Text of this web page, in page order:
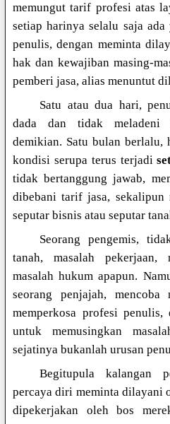
memungut tarif profesi atas
setiap harinya selalu saja
penulis, dengan meminta
hak dan kewajiban masing-
pemberi jasa, alias menuntut
Satu atau dua hari,
dada dan tidak meladeni
demikian. Satu bulan berlalu,
kondisi serupa terus terjadi
tidak bertanggung jawab,
dibebani tarif jasa, sekalipun
seputar bisnis atau seputar
Seorang pengemis,
tanah, masalah pekerjaan,
masalah hukum apapun.
seorang penjajah, mencoba
memperkosa profesi
untuk memusingkan
sejatinya bukanlah urusan
Begitupula kalangan
percaya diri meminta dilayani
dipekerjakan oleh bos